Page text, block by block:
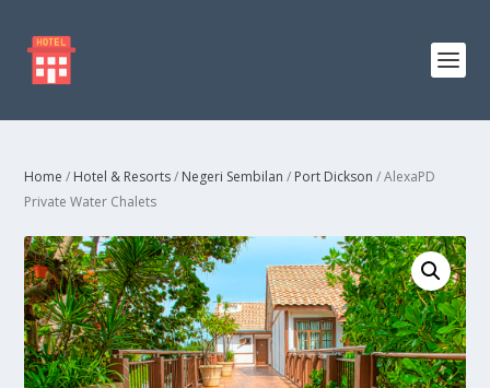
Home / Hotel & Resorts/ Negeri Sembilan / Port Dickson / AlexaPD
Private Water Chalets